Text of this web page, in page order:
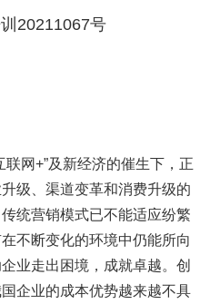
20211067号
联网+”及新经济的催生下，正
级、渠道变革和消费升级的
统营销模式已不能适应纷繁
不断变化的环境中仍能所向
业走出困境，成就卓越。创
企业的成本优势越来越不具